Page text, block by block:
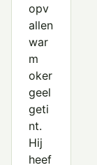
opv
allen
war
m
oker
geel
geti
nt.
Hij
heef